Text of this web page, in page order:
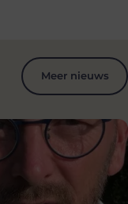
Meer nieuws